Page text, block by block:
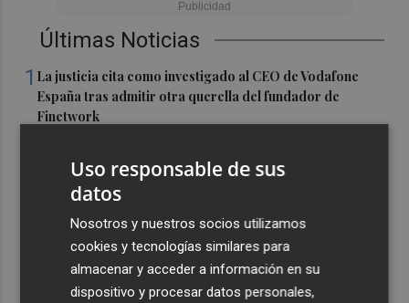
Últimas Noticias
1 La justicia cita como investigado al CEO de Vodafone
España tras admitir otra querella del fundador de
Finetwork
calle Colón de València
El Hospital del Vinalopó se consolida como referente en
la atención al nacimiento
El proyecto 'Gramola' evalúa estrategias sostenibles
para reducir las alteraciones internas de la granada
Uso responsable de sus
datos
Nosotros y nuestros socios utilizamos
cookies y tecnologías similares para
almacenar y acceder a información en su
dispositivo y procesar datos personales,